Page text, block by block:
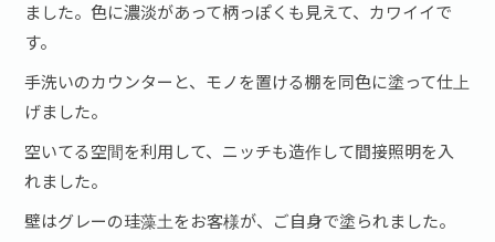
ました。色に濃淡があって柄っぽくも見えて、カワイイで
す。
手洗いのカウンターと、モノを置ける棚を同色に塗って仕上
げました。
空いてる空間を利用して、ニッチも造作して間接照明を入
れました。
壁はグレーの珪藻土をお客様が、ご自身で塗られました。